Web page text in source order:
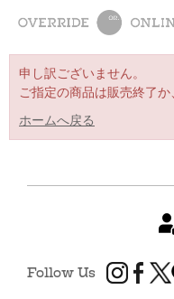
All
申し訳ございません。
ご指定の商品は販売終了
ホームへ戻る
Follow Us